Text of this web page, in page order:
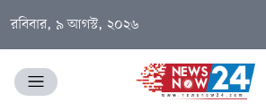
রবিবার, ৯ আগস্ট, ২০২৬